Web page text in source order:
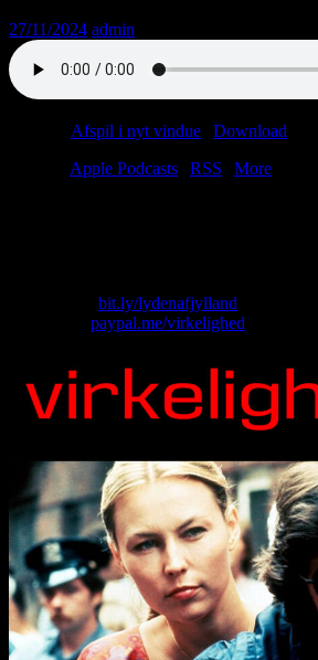
27/11/2024 admin
Afspil i nyt vindue Download
Apple Podcasts RSS
More
bit.ly/lydenafjylland
paypal.me/virkelighed